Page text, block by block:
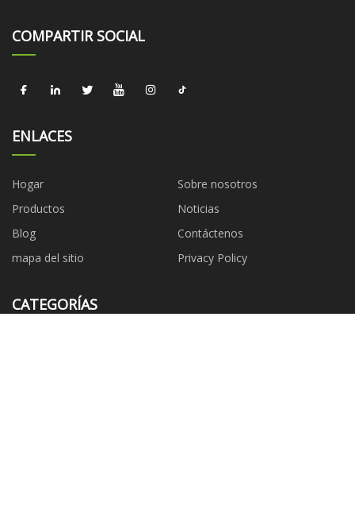
COMPARTIR SOCIAL
ENLACES
Hogar
Sobre nosotros
Productos
Noticias
Blog
Contáctenos
mapa del sitio
Privacy Policy
CATEGORÍAS